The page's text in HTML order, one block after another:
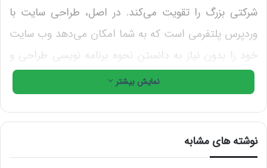
شرکتی بزرگ را تقویت می‌کند. در اصل، طراحی سایت با
وردپرس پلتفرمی است که به شما امکان می‌دهد وب سایت
خود را بدون نیاز به دانستن نحوه برنامه نویسی طراحی و
مدیریت کنید.
طراحی وب سایت در وردپرس به همان اندازه که قدرتمند
است، سازگار نیرز هست. شما به هزاران تم و افزونه دسترسی
دارید که به شما امکان می‌دهد طراحی و عملکرد سایت خود
نمایش بیشتر
نوشته های مشابه